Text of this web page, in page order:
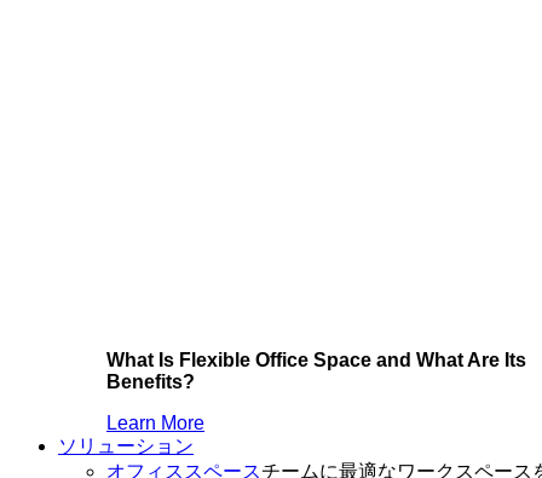
What Is Flexible Office Space and What Are Its
Benefits?
Learn More
ソリューション
オフィススペースチームに最適なワークスペース